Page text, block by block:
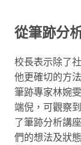
從筆跡分
校長表示除了
他更確切的方
筆跡專家林婉
端倪，可觀察
了筆跡分析講
們的想法及狀